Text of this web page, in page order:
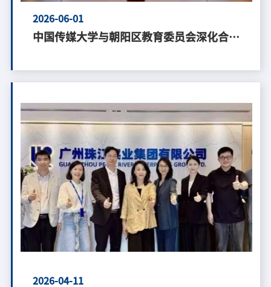
2026-06-01
中国传媒大学与朝阳区教育委员会深化合作
2026-04-11